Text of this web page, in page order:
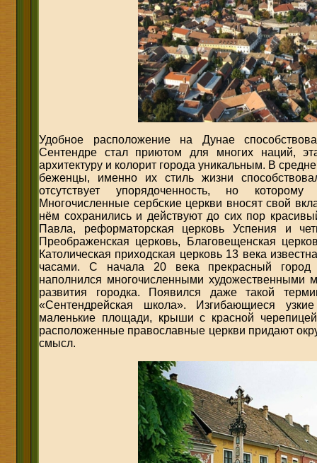
Удобное расположение на Дунае
Сентендре стал приютом для многих наций,
архитектуру и колорит города уникальным. В
беженцы, именно их стиль жизни
отсутствует упорядоченность, но
Многочисленные сербские церкви вносят свой
нём сохранились и действуют до сих пор
Павла, реформаторская церковь Успения и
Преображенская церковь, Благовещенская
Католическая приходская церковь 13 века
часами. С начала 20 века прекрасный город
наполнился многочисленными художественными
развития городка. Появился даже такой
«Сентендрейская школа». Изгибающиеся
маленькие площади, крыши с красной
расположенные православные церкви придают
смысл.